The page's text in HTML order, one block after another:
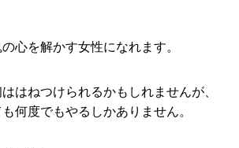
心を解かす女性になれます。
はねつけられるかもしれませんが、
何度でもやるしかありません。